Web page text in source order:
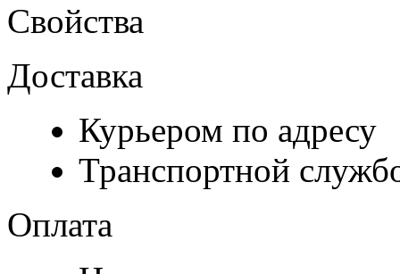
Свойства
Доставка
Курьером по адресу
Транспортной
Оплата